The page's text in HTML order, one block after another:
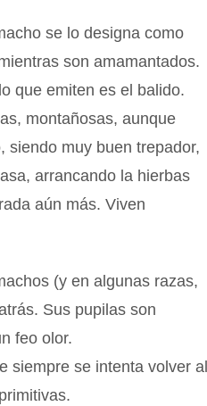
se lo designa como
son amamantados.
que emiten es el balido.
montañosas, aunque
siendo muy buen trepador,
arrancando la hierbas
aún más. Viven
(y en algunas razas,
Sus pupilas son
feo olor.
siempre se intenta volver al